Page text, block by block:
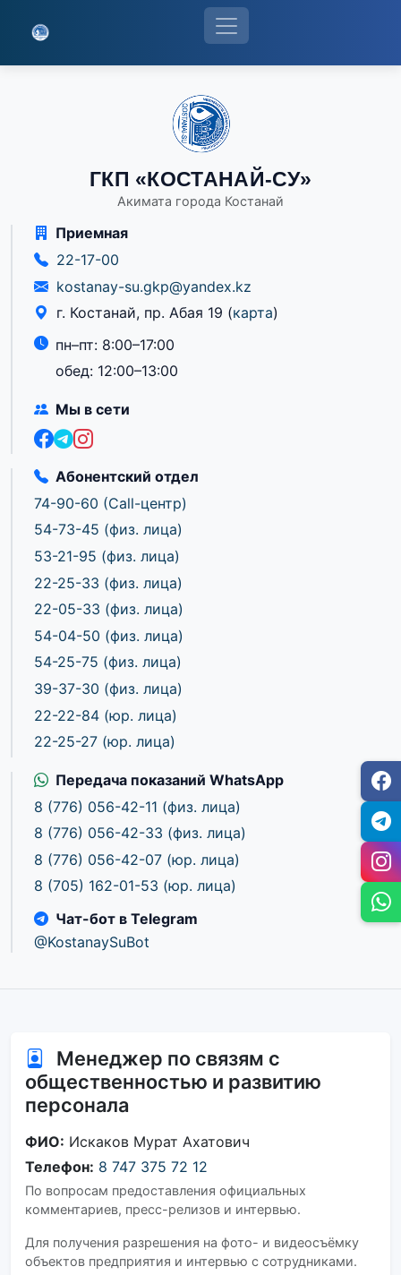
ГКП «КОСТАНАЙ-СУ»
Акимата города Костанай
Приемная
22-17-00
kostanay-su.gkp@yandex.kz
г. Костанай, пр. Абая 19 (карта)
пн–пт: 8:00–17:00
обед: 12:00–13:00
Мы в сети
Абонентский отдел
74-90-60 (Call-центр)
54-73-45 (физ. лица)
53-21-95 (физ. лица)
22-25-33 (физ. лица)
22-05-33 (физ. лица)
54-04-50 (физ. лица)
54-25-75 (физ. лица)
39-37-30 (физ. лица)
22-22-84 (юр. лица)
22-25-27 (юр. лица)
Передача показаний WhatsApp
8 (776) 056-42-11 (физ. лица)
8 (776) 056-42-33 (физ. лица)
8 (776) 056-42-07 (юр. лица)
8 (705) 162-01-53 (юр. лица)
Чат-бот в Telegram
@KostanaySuBot
Менеджер по связям с
общественностью и развитию
персонала
ФИО: Искаков Мурат Ахатович
Телефон: 8 747 375 72 12
По вопросам предоставления официальных
комментариев, пресс-релизов и интервью.
Для получения разрешения на фото- и видеосъёмку
объектов предприятия и интервью с сотрудниками.